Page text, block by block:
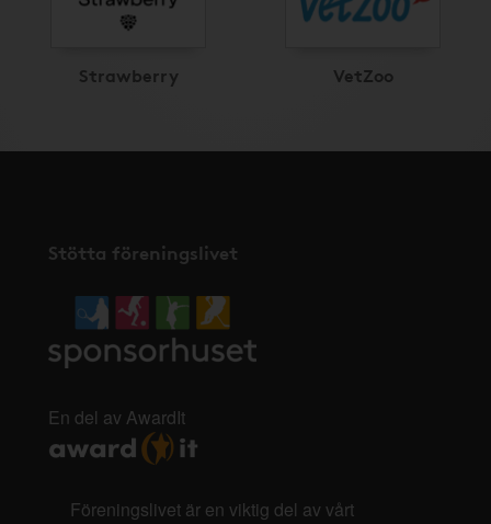
Strawberry VetZoo
Stötta föreningslivet
En del av AwardIt
Föreningslivet är en viktig del av vårt